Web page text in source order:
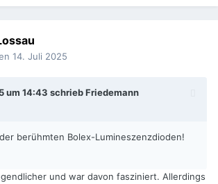
14. Juli 2025
um 14:43 schriebFriedemann
berühmten Bolex-Lumineszenzdioden!
und war davon fasziniert. Allerdings